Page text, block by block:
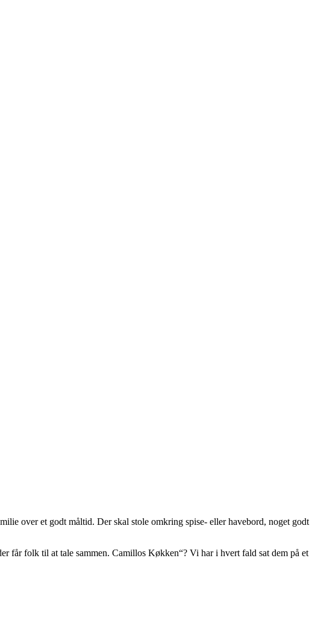
over et godt måltid. Der skal stole omkring spise- eller havebord, noget godt
får folk til at tale sammen. Camillos Køkken“? Vi har i hvert fald sat dem på et